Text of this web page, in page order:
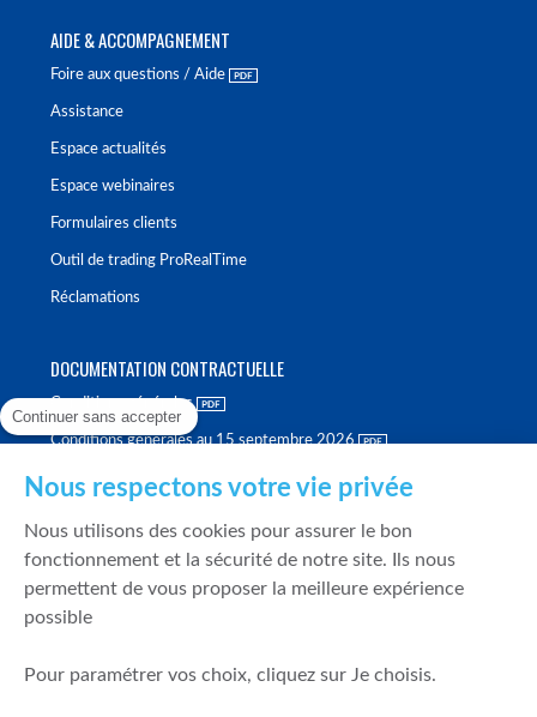
AIDE & ACCOMPAGNEMENT
Foire aux questions / Aide
Assistance
Espace actualités
Espace webinaires
Formulaires clients
Outil de trading ProRealTime
Réclamations
DOCUMENTATION CONTRACTUELLE
Conditions générales
Conditions générales au 15 septembre 2026
Politique de meilleure sélection
Politique de durabilité
Fonds de garantie des dépôts et de résolution
Continuer sans accepter
Nous respectons votre vie privée
Nous utilisons des cookies pour assurer le bon
fonctionnement et la sécurité de notre site. Ils nous
permettent de vous proposer la meilleure expérience
possible
Pour paramétrer vos choix, cliquez sur Je choisis.